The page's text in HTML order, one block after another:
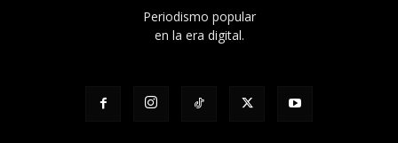
Periodismo popular
en la era digital.